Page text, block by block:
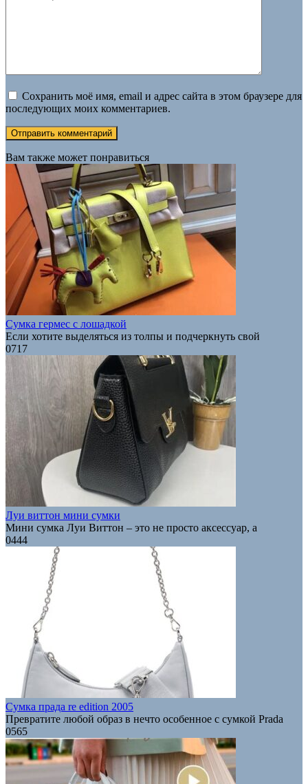
Сохранить моё имя, email и адрес сайта в этом браузере для
последующих моих комментариев.
Вам также может понравиться
Сумка гермес с лошадкой
Если хотите выделяться из толпы и подчеркнуть свой
0717
Луи виттон мини сумки
Мини сумка Луи Виттон – это не просто аксессуар, а
0444
Сумка прада re edition 2005
Превратите любой образ в нечто особенное с сумкой Prada
0565